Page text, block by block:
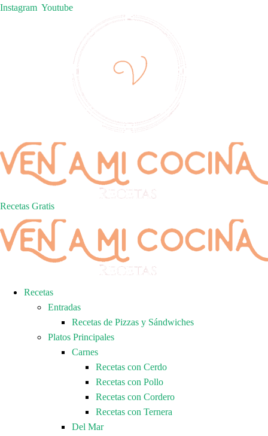
Instagram Youtube
Recetas Gratis
Recetas
Entradas
Recetas de Pizzas y Sándwiches
Platos Principales
Carnes
Recetas con Cerdo
Recetas con Pollo
Recetas con Cordero
Recetas con Ternera
Del Mar